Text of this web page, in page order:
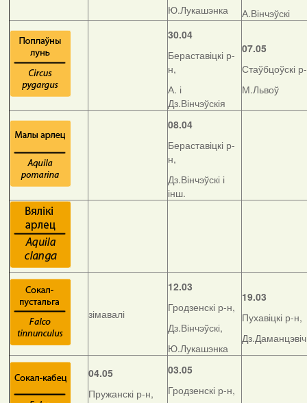
Ю.Лукашэнка
А.Вінчэўскі
30.04
Бераставіцкі р-
н,
А. і
Дз.Вінчэўскія
07.05
Стаўбцоўскі
М.Львоў
08.04
Бераставіцкі р-
н,
Дз.Вінчэўскі і
інш.
зімавалі
12.03
Гродзенскі р-н,
Дз.Вінчэўскі,
Ю.Лукашэнка
19.03
Пухавіцкі р-н,
Дз.Даманцэвіч
04.05
Пружанскі р-н,
03.05
Гродзенскі р-н,